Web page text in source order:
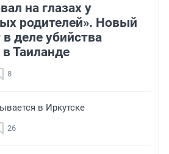
на глазах у
родителей». Новый
деле убийства
Таиланде
8
в Иркутске
26